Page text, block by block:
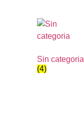
Sin categoria
(4)